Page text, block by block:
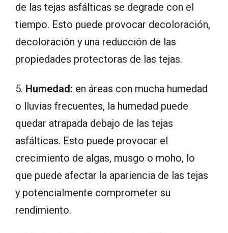
de las tejas asfálticas se degrade con el
tiempo. Esto puede provocar decoloración,
decoloración y una reducción de las
propiedades protectoras de las tejas.
5. Humedad: en áreas con mucha humedad
o lluvias frecuentes, la humedad puede
quedar atrapada debajo de las tejas
asfálticas. Esto puede provocar el
crecimiento de algas, musgo o moho, lo
que puede afectar la apariencia de las tejas
y potencialmente comprometer su
rendimiento.